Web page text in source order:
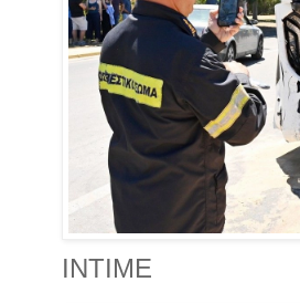
INTIME